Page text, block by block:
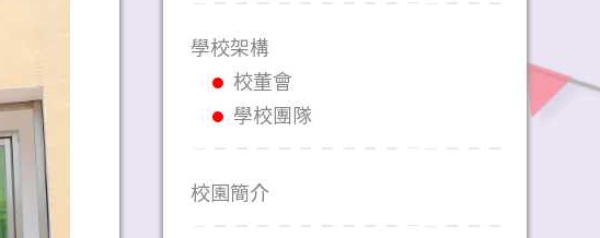
學校架構
校董會
學校團隊
校園簡介